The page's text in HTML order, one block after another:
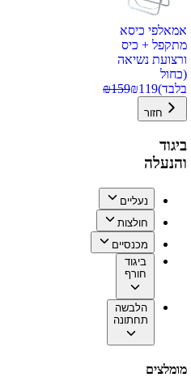
אמאלפי כיסא
מתקפל + כיס
ורצועת נשיאה
(כחול
בלבד)
₪119
₪159
חזור
ביגוד
והנעלה
נעליים
חולצות
מכנסיים
ביגוד
חורף
הלבשה
תחתונה
מומלצים